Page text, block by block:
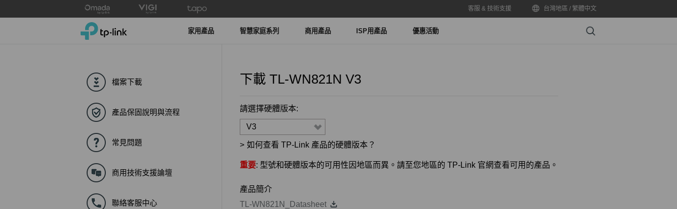
to
客服 & 技術支援 台灣地區 / 繁體中文
TP-Link, Reliably Smart 家用產品 智慧家庭系列 商用產品 ISP用產品 優惠活動 Search
檔案下載
產品保固說明與流程
常見問題
商用技術支援論壇
聯絡客服中心
下載 TL-WN821N V3
請選擇硬體版本:
V3
> 如何查看 TP-Link 產品的硬體版本？
重要: 型號和硬體版本的可用性因地區而異。請至您地區的 TP-Link 官網查看可用的產品。
產品簡介
TL-WN821N_Datasheet